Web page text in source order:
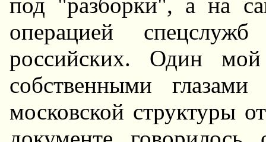
под "разборки", а на
операцией
российских. Один мой
собственными
московской структуры